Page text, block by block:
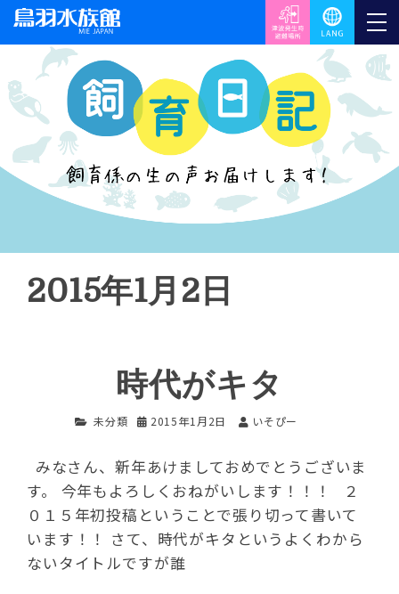
2015年1月2日
時代がキタ
未分類 2015年1月2日 いそぴー
みなさん、新年あけましておめでとうございま
す。 今年もよろしくおねがいします！！！ ２
０１５年初投稿ということで張り切って書いて
います！！ さて、時代がキタというよくわから
ないタイトルですが誰